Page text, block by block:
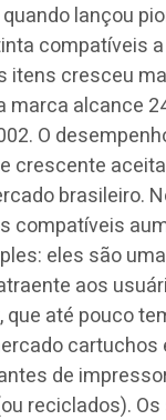
lançou
compatíveis
itens cresceu
marca alcance
O
crescente
brasileiro.
compatíveis
eles são
aos
até pouco
cartuchos
de
reciclados).